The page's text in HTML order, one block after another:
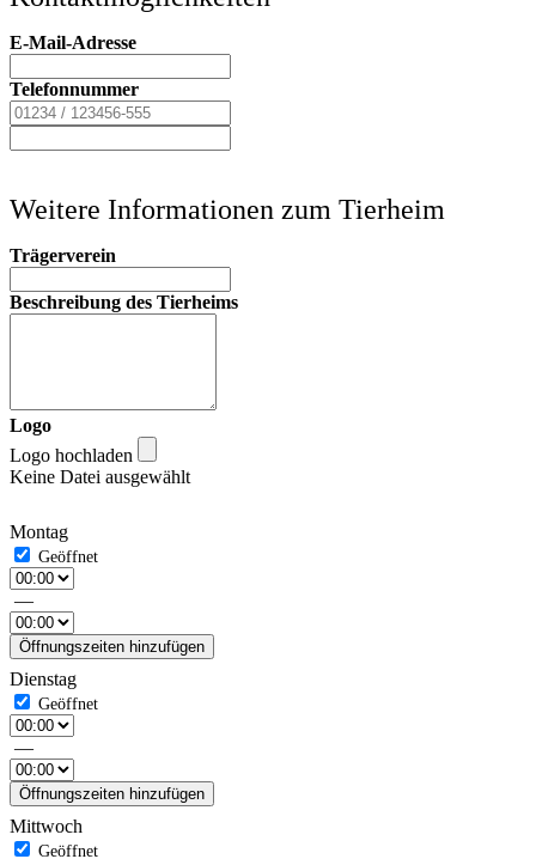
E-Mail-Adresse
Telefonnummer
Weitere Informationen zum Tierheim
Trägerverein
Beschreibung des Tierheims
Logo
Logo hochladen
Keine Datei ausgewählt
Montag
—
Öffnungszeiten hinzufügen
Dienstag
—
Öffnungszeiten hinzufügen
Mittwoch